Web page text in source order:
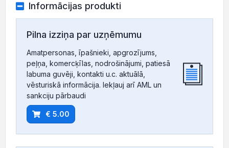
Informācijas produkti
Pilna izziņa par uzņēmumu
Amatpersonas, īpašnieki, apgrozījums,
peļņa, komercķīlas, nodrošinājumi, patiesā
labuma guvēji, kontakti u.c. aktuālā,
vēsturiskā informācija. Iekļauj arī AML un
sankciju pārbaudi
€ 5.00